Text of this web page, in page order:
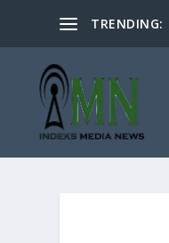
TRENDING: